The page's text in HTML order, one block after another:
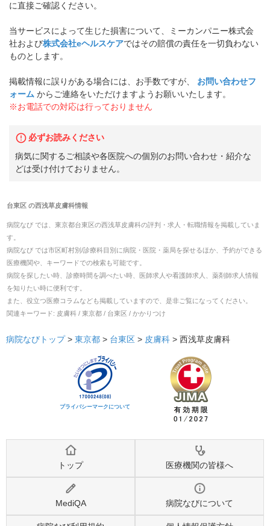
に直接ご確認ください。
当サービスによって生じた損害について、ミーカンパニー株式会
社および株式会社eヘルスケアではその賠償の責任を一切負わない
ものとします。
掲載情報に誤りがある場合には、お手数ですが、
お問い合わせフ
ォーム からご連絡をいただけますようお願いいたします。
※お電話での対応は行っておりません
必ずお読みください
病気に関するご相談や各医院への個別のお問い合わせ・紹介な
どは受け付けておりません。
台東区の西浅草皮膚科情報
病院なび では、 東京都台東区の西浅草皮膚科の評判・求人・転職情報を掲載していま
す。
病院なび では市区町村別/診療科目別に病院・医院・薬局を探せるほか、予約ができる
医療機関や、キーワードでの検索も可能です。
病院を探したい時、診療時間を調べたい時、医師求人や看護師求人、薬剤師求人情報
を知りたい時に便利です。
また、役立つ医療コラムなども掲載していますので、是非ご覧になってください。
関連キーワード: 皮膚科 / 東京都 / 台東区 / かかりつけ
病院なびトップ > 東京都 > 台東区 > 皮膚科 > 西浅草皮膚科
プライバシーマークについて
トップ 医療機関の皆様へ
MediQA 病院なびについて